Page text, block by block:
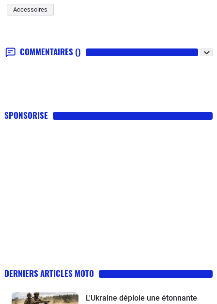
Accessoires
COMMENTAIRES ()
SPONSORISE
DERNIERS ARTICLES MOTO
L'Ukraine déploie une étonnante